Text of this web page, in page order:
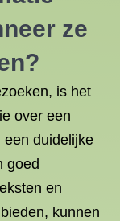
ze
is het
over een
een duidelijke
goed
en
kunnen